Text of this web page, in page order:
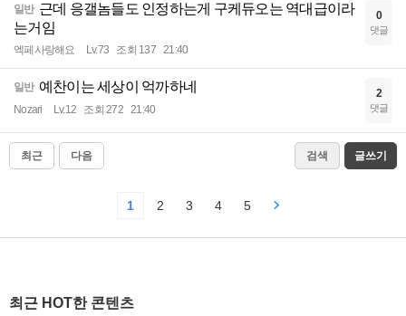
일반 근데 응갤놈들도 인정하는게 구케듀오는 역대급이라
는거임
엑페사랑해요 Lv.73 조회 137 21:40
0
댓글
일반 예찬이는 세상이 억까하네
Nozari Lv.12 조회 272 21:40
2
댓글
최근 다음 검색 글쓰기
1 2 3 4 5
최근 HOT한 콘텐츠